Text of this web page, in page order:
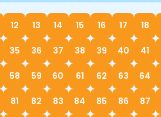
12 13 14 15 16 17 18
35 36 37 38 39 40 41
58 59 60 61 62 63 64
81 82 83 84 85 86 87